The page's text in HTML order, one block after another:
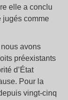
elle a conclu
jugés comme
avons
préexistants
d’État
Pour la
vingt-cinq